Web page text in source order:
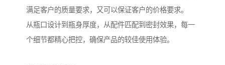
满足客户的质量要求，又可以保证客户的价格要求。
从瓶口设计到瓶身厚度，从配件匹配到密封效果，每一
个细节都精心把控，确保产品的较佳使用体验。